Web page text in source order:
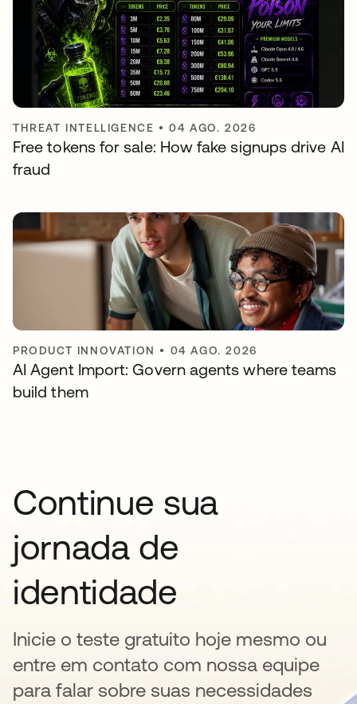
THREAT INTELLIGENCE •04 AGO. 2026
Free tokens for sale: How fake signups drive AI
fraud
PRODUCT INNOVATION • 04 AGO. 2026
AI Agent Import: Govern agents where teams
build them
Continue sua
jornada de
identidade
Inicie o teste gratuito hoje mesmo ou
entre em contato com nossa equipe
para falar sobre suas necessidades